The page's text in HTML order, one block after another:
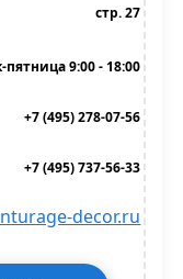
стр. 27
9:00 - 18:00
+7 (495) 278-07-56
+7 (495) 737-56-33
decor.ru